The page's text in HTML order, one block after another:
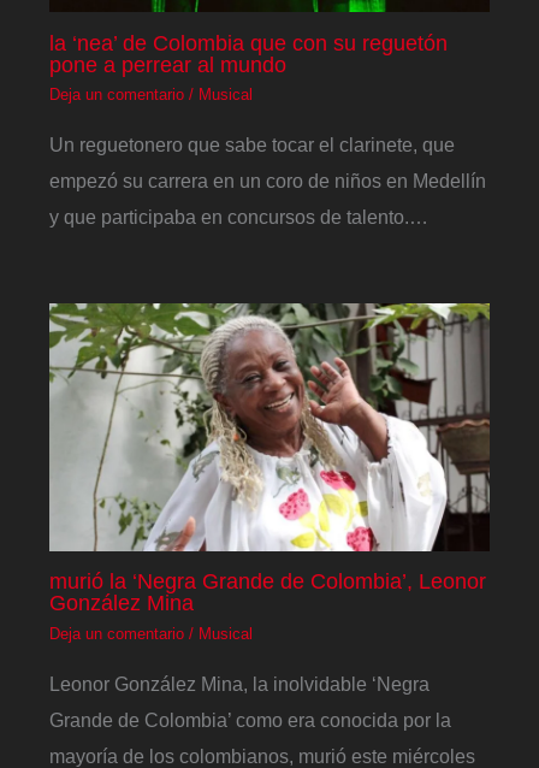
la ‘nea’ de Colombia que con su reguetón
pone a perrear al mundo
Deja un comentario / Musical
Un reguetonero que sabe tocar el clarinete, que
empezó su carrera en un coro de niños en Medellín
y que participaba en concursos de talento.…
murió la ‘Negra Grande de Colombia’, Leonor
González Mina
Deja un comentario / Musical
Leonor González Mina, la inolvidable ‘Negra
Grande de Colombia’ como era conocida por la
mayoría de los colombianos, murió este miércoles